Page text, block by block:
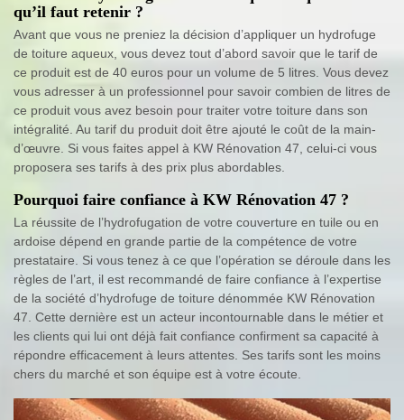
qu’il faut retenir ?
Avant que vous ne preniez la décision d’appliquer un hydrofuge
de toiture aqueux, vous devez tout d’abord savoir que le tarif de
ce produit est de 40 euros pour un volume de 5 litres. Vous devez
vous adresser à un professionnel pour savoir combien de litres de
ce produit vous avez besoin pour traiter votre toiture dans son
intégralité. Au tarif du produit doit être ajouté le coût de la main-
d’œuvre. Si vous faites appel à KW Rénovation 47, celui-ci vous
proposera ses tarifs à des prix plus abordables.
Pourquoi faire confiance à KW Rénovation 47 ?
La réussite de l’hydrofugation de votre couverture en tuile ou en
ardoise dépend en grande partie de la compétence de votre
prestataire. Si vous tenez à ce que l’opération se déroule dans les
règles de l’art, il est recommandé de faire confiance à l’expertise
de la société d’hydrofuge de toiture dénommée KW Rénovation
47. Cette dernière est un acteur incontournable dans le métier et
les clients qui lui ont déjà fait confiance confirment sa capacité à
répondre efficacement à leurs attentes. Ses tarifs sont les moins
chers du marché et son équipe est à votre écoute.